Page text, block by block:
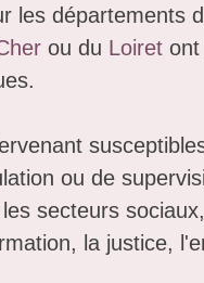
les départements
ou du Loiret
ou de
secteurs
la justice,